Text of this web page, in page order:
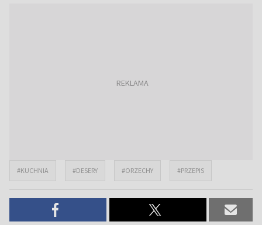
#KUCHNIA #DESERY #ORZECHY #PRZEPIS